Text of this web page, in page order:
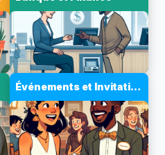
Événements et Invitations